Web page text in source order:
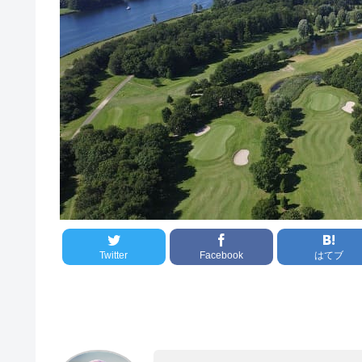
Twitter Facebook はてブ